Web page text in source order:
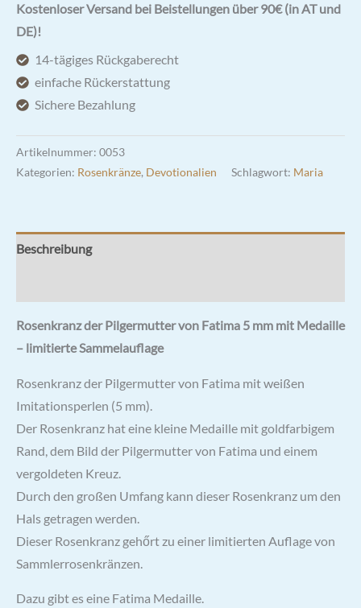
Kostenloser Versand bei Beistellungen über 90€ (in AT und
DE)!
14-tägiges Rückgaberecht
einfache Rückerstattung
Sichere Bezahlung
Artikelnummer: 0053
Kategorien: Rosenkränze, Devotionalien Schlagwort: Maria
Beschreibung
Rosenkranz der Pilgermutter von Fatima 5 mm mit Medaille
– limitierte Sammelauflage
Rosenkranz der Pilgermutter von Fatima mit weißen
Imitationsperlen (5 mm).
Der Rosenkranz hat eine kleine Medaille mit goldfarbigem
Rand, dem Bild der Pilgermutter von Fatima und einem
vergoldeten Kreuz.
Durch den großen Umfang kann dieser Rosenkranz um den
Hals getragen werden.
Dieser Rosenkranz gehőrt zu einer limitierten Auflage von
Sammlerrosenkränzen.
Dazu gibt es eine Fatima Medaille.